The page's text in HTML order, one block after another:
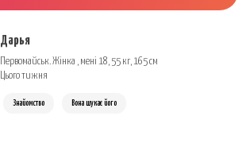
Дарья
Первомайськ. Жінка , мені 18, 55 кг, 165 см
Цього тижня
Знайомство Вона шукає його